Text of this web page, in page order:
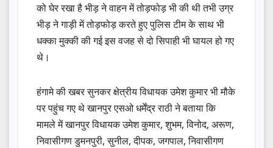
को घेर रखा है भीड़ ने वाहन में तोड़फोड़ भी की थी तभी उग्र
भीड़ ने गाड़ी में तोड़फोड़ करते हुए पुलिस टीम के साथ भी
धक्का मुक्की की गई इस वजह से दो सिपाही भी घायल हो गए
थे।
हंगामे की खबर सुनकर क्षेत्रीय विधायक उमेश कुमार भी मौके
पर पहुंच गए थे खानपुर एसओ धर्मेंद्र राठी ने बताया कि
मामले में खानपुर विधायक उमेश कुमार, शुभम, विनोद, अरूण,
निवासीगण डुमनपुरी, सुनील, दीपक, जगपाल, निवासीगण